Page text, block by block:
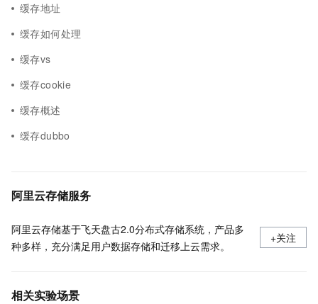
缓存地址
缓存如何处理
缓存vs
缓存cookie
缓存概述
缓存dubbo
阿里云存储服务
阿里云存储基于飞天盘古2.0分布式存储系统，产品多
种多样，充分满足用户数据存储和迁移上云需求。
+关注
相关实验场景